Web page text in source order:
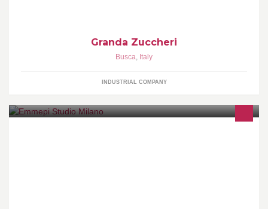
Granda Zuccheri
Busca, Italy
INDUSTRIAL COMPANY